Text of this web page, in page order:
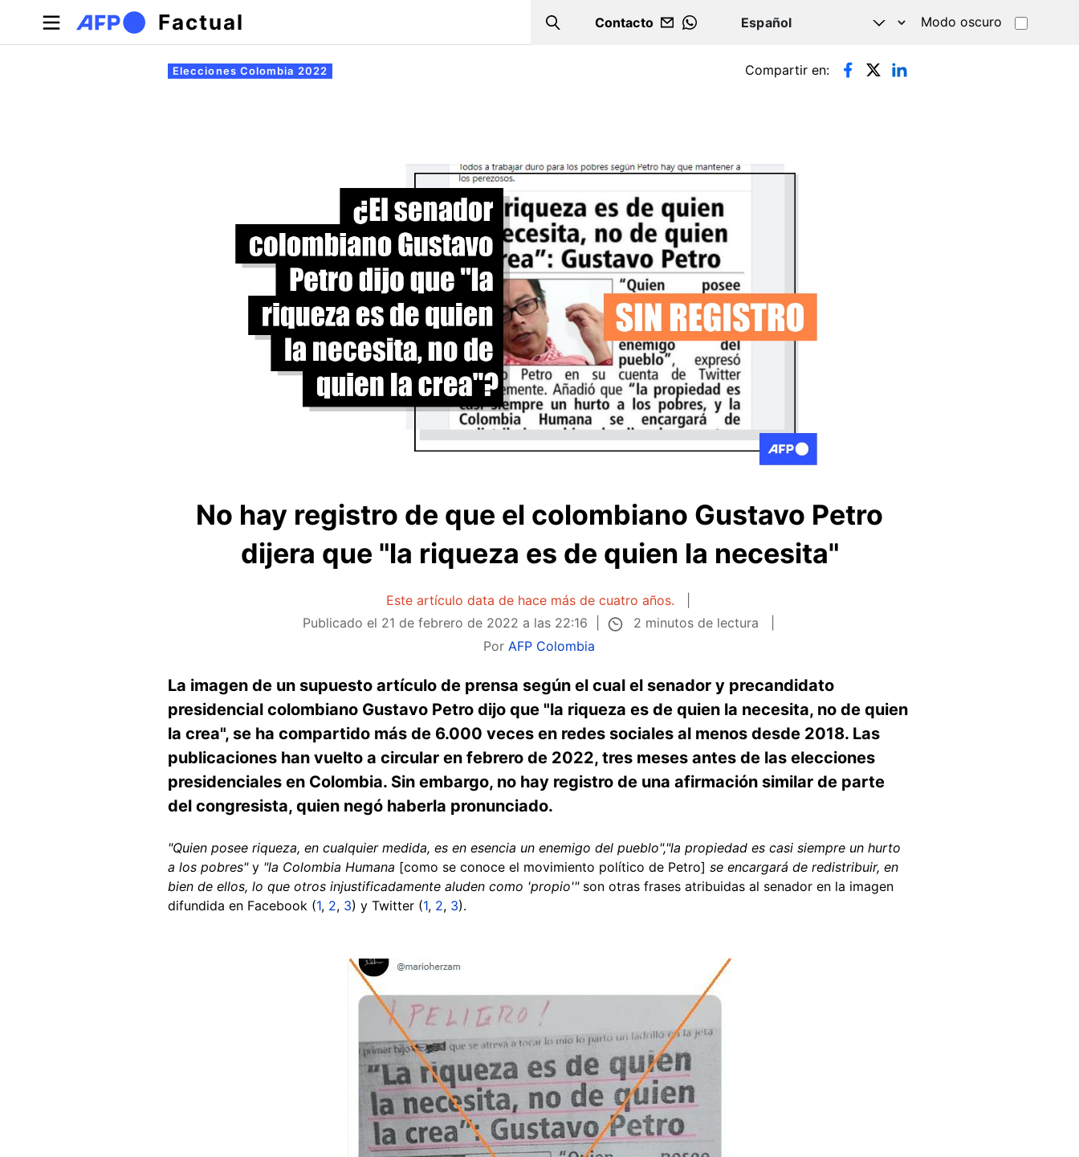
Pasar al contenido principal
Factual Search
Contacto
WHATSAPP
Modo oscuro
Solapas principales
Elecciones Colombia 2022 Compartir en:
No hay registro de que el colombiano Gustavo Petro
dijera que "la riqueza es de quien la necesita"
Este artículo data de hace más de cuatro años.
Publicado el 21 de febrero de 2022 a las 22:16
2 minutos de lectura
Por AFP Colombia
La imagen de un supuesto artículo de prensa según el cual el senador y precandidato
presidencial colombiano Gustavo Petro dijo que "la riqueza es de quien la necesita, no de quien
la crea", se ha compartido más de 6.000 veces en redes sociales al menos desde 2018. Las
publicaciones han vuelto a circular en febrero de 2022, tres meses antes de las elecciones
presidenciales en Colombia. Sin embargo, no hay registro de una afirmación similar de parte
del congresista, quien negó haberla pronunciado.
"Quien posee riqueza, en cualquier medida, es en esencia un enemigo del pueblo","la propiedad es casi siempre un hurto
a los pobres"y "la Colombia Humana [como se conoce el movimiento político de Petro] se encargará de redistribuir, en
bien de ellos, lo que otros injustificadamente aluden como 'propio'"son otras frases atribuidas al senador en la imagen
difundida en Facebook (1, 2, 3) y Twitter (1, 2, 3).